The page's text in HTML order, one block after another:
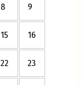
8 9
15 16
22 23